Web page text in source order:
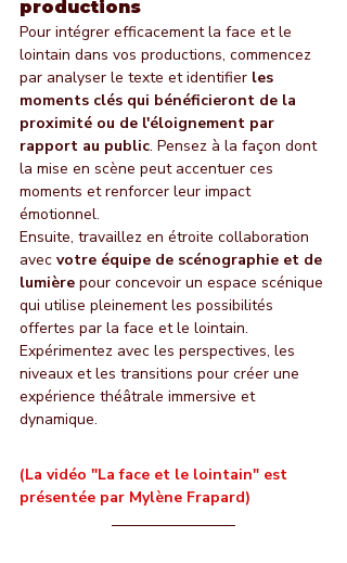
productions
Pour intégrer efficacement la face et le
lointain dans vos productions, commencez
par analyser le texte et identifier les
moments clés qui bénéficieront de la
proximité ou de l'éloignement par
rapport au public. Pensez à la façon dont
la mise en scène peut accentuer ces
moments et renforcer leur impact
émotionnel.
Ensuite, travaillez en étroite collaboration
avec votre équipe de scénographie et de
lumière pour concevoir un espace scénique
qui utilise pleinement les possibilités
offertes par la face et le lointain.
Expérimentez avec les perspectives, les
niveaux et les transitions pour créer une
expérience théâtrale immersive et
dynamique.
(La vidéo "La face et le lointain" est
présentée par Mylène Frapard)